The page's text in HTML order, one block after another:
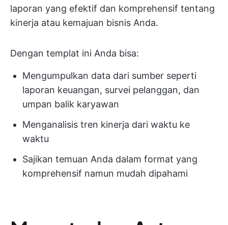
laporan yang efektif dan komprehensif tentang
kinerja atau kemajuan bisnis Anda.
Dengan templat ini Anda bisa:
Mengumpulkan data dari sumber seperti
laporan keuangan, survei pelanggan, dan
umpan balik karyawan
Menganalisis tren kinerja dari waktu ke
waktu
Sajikan temuan Anda dalam format yang
komprehensif namun mudah dipahami